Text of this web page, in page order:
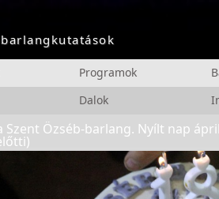
Programok
Dalok
Szent Özséb-barlang. Nyílt nap